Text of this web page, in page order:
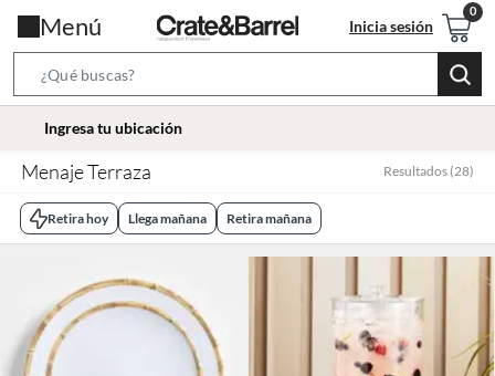
Menú Inicia sesión
Bar
location-
Ingresa tu ubicación
Menaje Terraza Resultados (28)
Retira hoy Llega mañana Retira mañana